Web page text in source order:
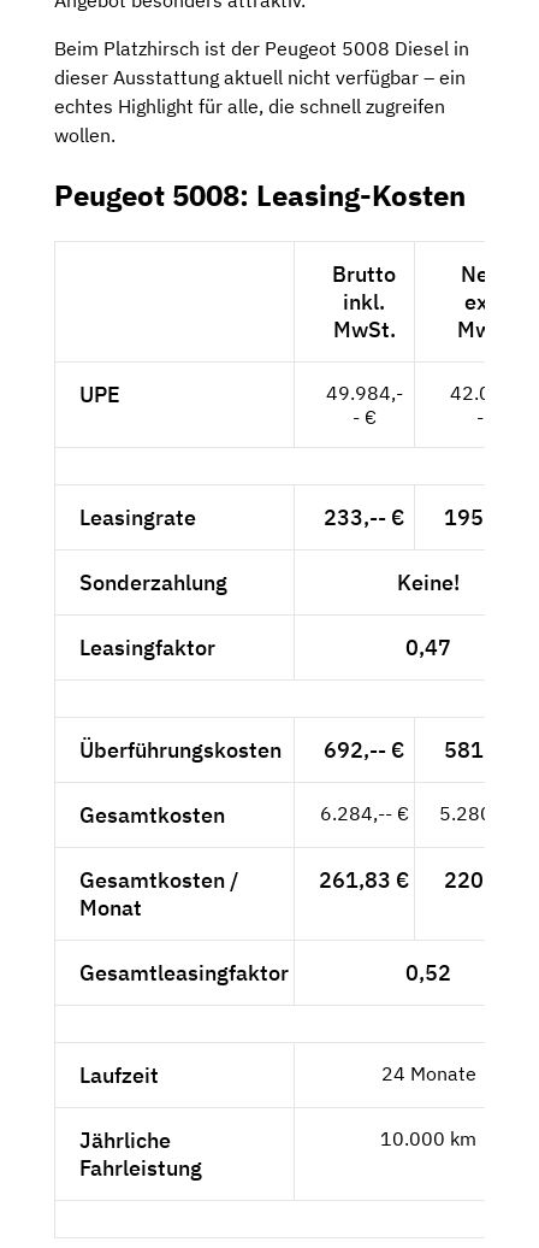
Beim Platzhirsch ist der Peugeot 5008 Diesel in
dieser Ausstattung aktuell nicht verfügbar – ein
echtes Highlight für alle, die schnell zugreifen
wollen.
Peugeot 5008: Leasing-Kosten
Brutto
inkl.
MwSt.
Netto
exkl.
MwSt.
UPE
49.984,-
- €
42.003,-
- €
Leasingrate 233,-- € 195,80 €
Sonderzahlung Keine!
Leasingfaktor 0,47
Überführungskosten 692,-- € 581,51 €
Gesamtkosten 6.284,-- € 5.280,67 €
Gesamtkosten /
Monat
261,83 € 220,03 €
Gesamtleasingfaktor 0,52
Laufzeit 24 Monate
Jährliche
Fahrleistung
10.000 km